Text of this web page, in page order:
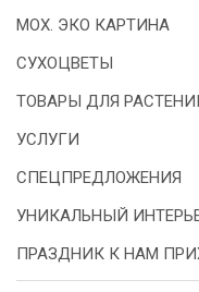
МОХ. ЭКО КАРТИНА
СУХОЦВЕТЫ
ТОВАРЫ ДЛЯ
УСЛУГИ
СПЕЦПРЕДЛОЖЕНИЯ
УНИКАЛЬНЫЙ
ПРАЗДНИК К НАМ